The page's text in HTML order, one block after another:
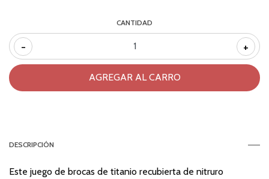
CANTIDAD
- +
DESCRIPCIÓN
Este juego de brocas de titanio recubierta de nitruro